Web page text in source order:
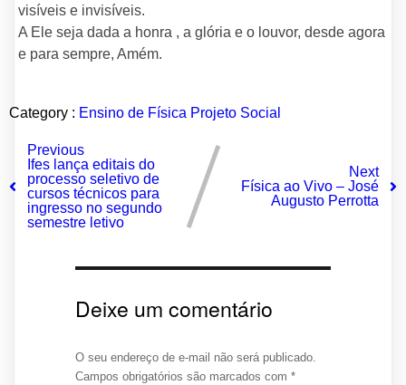
visíveis e invisíveis.
A Ele seja dada a honra , a glória e o louvor, desde agora
e para sempre, Amém.
Category : Ensino de Física Projeto Social
Previous
Ifes lança editais do
processo seletivo de
cursos técnicos para
ingresso no segundo
semestre letivo
Next
Física ao Vivo – José
Augusto Perrotta
Deixe um comentário
O seu endereço de e-mail não será publicado.
Campos obrigatórios são marcados com *